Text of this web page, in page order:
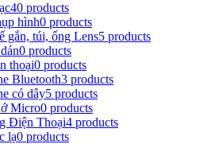
40 products
hình0 products
gắn, túi, ống Lens5 products
0 products
thoại0 products
Bluetooth3 products
có dây5 products
Micro0 products
Điện Thoại4 products
lạ0 products